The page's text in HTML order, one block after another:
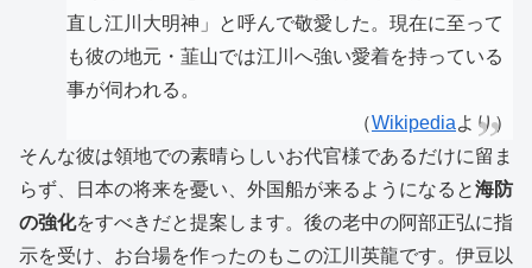
直し江川大明神」と呼んで敬愛した。現在に至って
も彼の地元・韮山では江川へ強い愛着を持っている
事が伺われる。
（Wikipediaより）
そんな彼は領地での素晴らしいお代官様であるだけに留ま
らず、日本の将来を憂い、外国船が来るようになると海防
の強化をすべきだと提案します。後の老中の阿部正弘に指
示を受け、お台場を作ったのもこの江川英龍です。伊豆以